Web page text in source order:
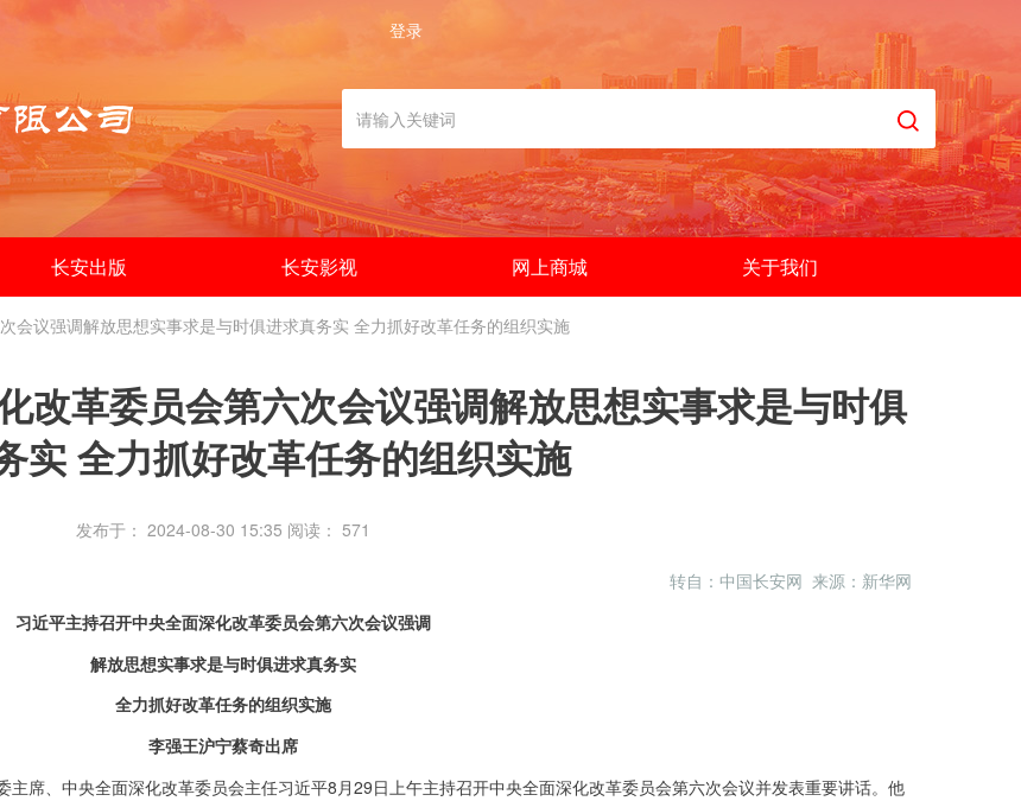
登录
长安出版 长安影视 网上商城 关于我们
会议强调解放思想实事求是与时俱进求真务实 全力抓好改革任务的组织实施
改革委员会第六次会议强调解放思想实事求是与时俱
实 全力抓好改革任务的组织实施
发布于： 2024-08-30 15:35 阅读： 571
转自：中国长安网 来源：新华网
习近平主持召开中央全面深化改革委员会第六次会议强调
解放思想实事求是与时俱进求真务实
全力抓好改革任务的组织实施
李强王沪宁蔡奇出席
席、中央全面深化改革委员会主任习近平8月29日上午主持召开中央全面深化改革委员会第六次会议并发表重要讲话。他